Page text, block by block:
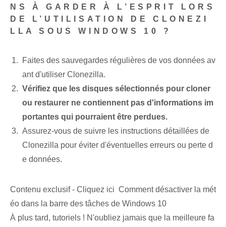
NS À GARDER À L’ESPRIT LORS
DE L’UTILISATION DE CLONEZI
LLA SOUS WINDOWS 10 ?
Faites des sauvegardes régulières de vos données av
ant d'utiliser Clonezilla.
Vérifiez que les disques sélectionnés pour cloner
ou restaurer ne contiennent pas d'informations im
portantes qui pourraient être perdues.
Assurez-vous de suivre les instructions détaillées de
Clonezilla pour éviter d'éventuelles erreurs ou perte d
e données.
Contenu exclusif - Cliquez ici Comment désactiver la mét
éo dans la barre des tâches de Windows 10
À plus tard, tutoriels ! N'oubliez jamais que la meilleure fa